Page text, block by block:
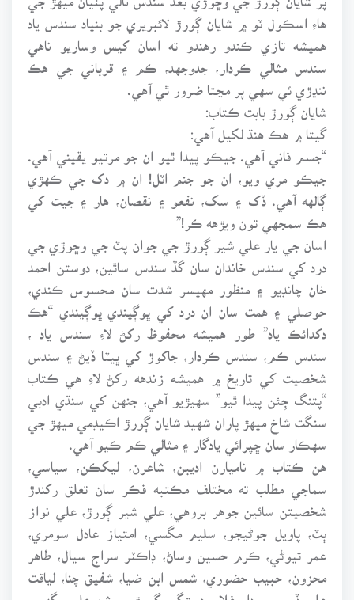
هاءِ اسڪول ٽو ۾ شايان ڳورڙ لائبريري جو بنياد سندس ياد
هميشه تازي ڪندو رهندو ته اسان کيس وساريو ناهي
سندس مثالي ڪردار، جدوجهد، ڪم ۽ قرباني جي هڪ
ننڍڙي ئي سهي پر مڃتا ضرور ٿي آهي.
شايان ڳورڙ بابت ڪتاب:
گيتا ۾ هڪ هنڌ لکيل آهي:
“جسم فاني آهي. جيڪو پيدا ٿيو ان جو مرتيو يقيني آهي.
جيڪو مري ويو، ان جو جنم اٽل! ان ۾ دک جي ڪهڙي
ڳالهه آهي. ڏک ۽ سک، نفعو ۽ نقصان، هار ۽ جيت کي
هڪ سمجهي تون ويڙهه ڪر!”
اسان جي يار علي شير ڳورڙ جي جوان پٽ جي وڇوڙي جي
درد کي سندس خاندان سان گڏ سندس ساٿين، دوستن احمد
خان چانڊيو ۽ منظور مهيسر شدت سان محسوس ڪندي،
حوصلي ۽ همت سان ان درد کي ڀوڳيندي ڀوڳيندي “هڪ
دکدائڪ ياد” طور هميشه محفوظ رکڻ لاءِ سندس ياد ،
سندس ڪم، سندس ڪردار، جاکوڙ کي ڀيٽا ڏيڻ ۽ سندس
شخصيت کي تاريخ ۾ هميشه زندهه رکڻ لاءِ هي ڪتاب
“پتنگ جِئن پيدا ٿيو” سهيڙيو آهي، جنهن کي سنڌي ادبي
سنگت شاخ ميهڙ پاران شهيد شايان ڳورڙ اڪيڊمي ميهڙ جي
سهڪار سان ڇپرائي يادگار ۽ مثالي ڪم ڪيو آهي.
هن ڪتاب ۾ ناميارن اديبن، شاعرن، ليکڪن، سياسي،
سماجي مطلب ته مختلف مڪتبه فڪر سان تعلق رکندڙ
شخصيتن سائين جوهر بروهي، علي شير ڳورڙ، علي نواز
ٻٽ، پاويل جوڻيجو، سليم مگسي، امتياز عادل سومري،
عمر تيوڻي، ڪرم حسين وساڻ، ڊاڪٽر سراج سيال، طاهر
محزون، حبيب حضوري، شمس ابن ضيا، شفيق چنا، لياقت
علي ڏيپر، سردار غلام دستگير ڳورڙ، روشن علي ٻگهيو،